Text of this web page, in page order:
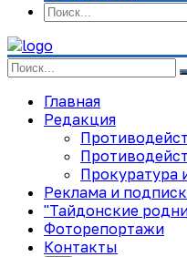
Главная
Редакция
Прокуратура
Реклама и
"Тайдонские
Фоторепортажи
Контакты